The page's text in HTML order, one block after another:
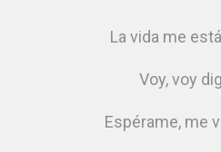
La vida me
Voy, voy
Espérame, me